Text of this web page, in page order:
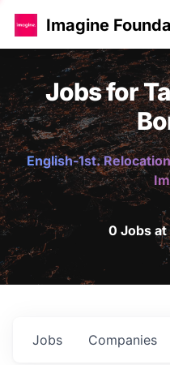
Imagine
Jobs for
English-1st.
0 Jobs
Jobs Companies